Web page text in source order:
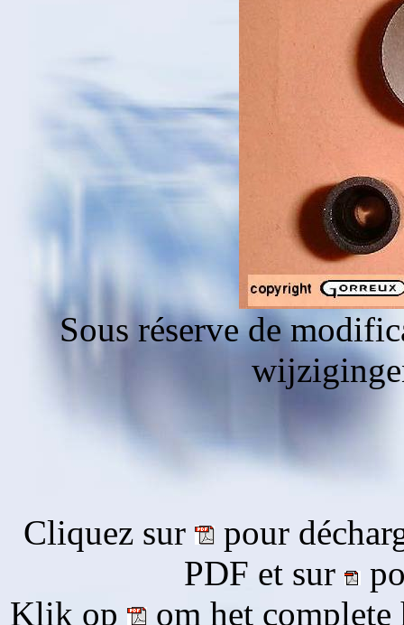
Sous réserve de
Cliquez sur
pour
PDF et sur
Klik op
om het